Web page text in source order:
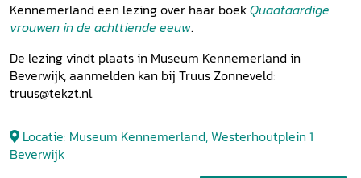
Kennemerland een lezing over haar boekQuaataardige
vrouwen in de achttiende eeuw.
De lezing vindt plaats in Museum Kennemerland in
Beverwijk, aanmelden kan bij Truus Zonneveld:
truus@tekzt.nl.
Locatie: Museum Kennemerland, Westerhoutplein 1
Beverwijk